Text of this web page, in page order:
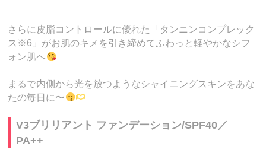
さらに皮脂コントロールに優れた「タンニンコンプレック
ス※6」がお肌のキメを引き締めてふわっと軽やかなシフ
ォン肌へ
まるで内側から光を放つようなシャイニングスキンをあな
たの毎日に〜
V3ブリリアント ファンデーション/SPF40／
PA++